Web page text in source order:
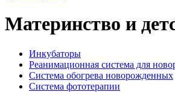
Материнство и
Инкубаторы
Реанимационная система для
Система обогрева новорожденных
Система фототерапии